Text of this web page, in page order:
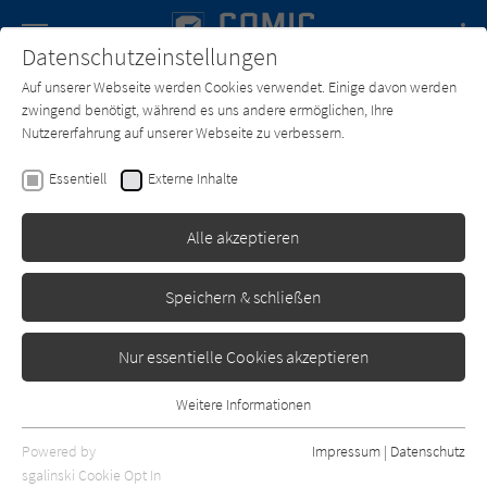
SUCHE Forum Charts Newsletter
Text: suu Morishita Zeichner:
Daily Butterfly 11
Erschienen: April 2020 0
Datenschutzeinstellungen
Auf unserer Webseite werden Cookies verwendet. Einige davon werden
zwingend benötigt, während es uns andere ermöglichen, Ihre
Nutzererfahrung auf unserer Webseite zu verbessern.
Essentiell Externe Inhalte
Alle akzeptieren
Speichern & schließen
Nur essentielle Cookies akzeptieren
Essentielle Cookies werden für grundlegende Funktionen der
Webseite benötigt. Dadurch ist gewährleistet, dass die Webseite
Weitere Informationen
Powered by
sgalinski Cookie Opt In
Impressum | Datenschutz